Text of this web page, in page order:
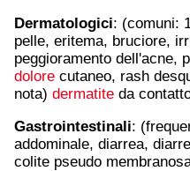
Dermatologici: (comuni:
pelle, eritema, bruciore,
peggioramento dell'acne,
dolore cutaneo, rash
nota) dermatite da
Gastrointestinali:
addominale, diarrea,
colite pseudo